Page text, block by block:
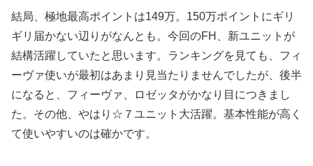
結局、極地最高ポイントは149万。150万ポイントにギリ
ギリ届かない辺りがなんとも。今回のFH、新ユニットが
結構活躍していたと思います。ランキングを見ても、フィ
ーヴァ使いが最初はあまり見当たりませんでしたが、後半
になると、フィーヴァ、ロゼッタがかなり目につきまし
た。その他、やはり☆７ユニット大活躍。基本性能が高く
て使いやすいのは確かです。